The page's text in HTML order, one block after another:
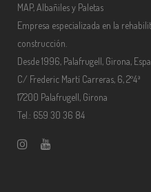
MAP, Albañiles y Paletas
Empresa especializada en la
construcción.
Desde 1996, Palafrugell, Girona,
C/ Frederic Martí Carreras, 6, 2º4ª
17200 Palafrugell, Girona
Tel.: 659 30 36 84